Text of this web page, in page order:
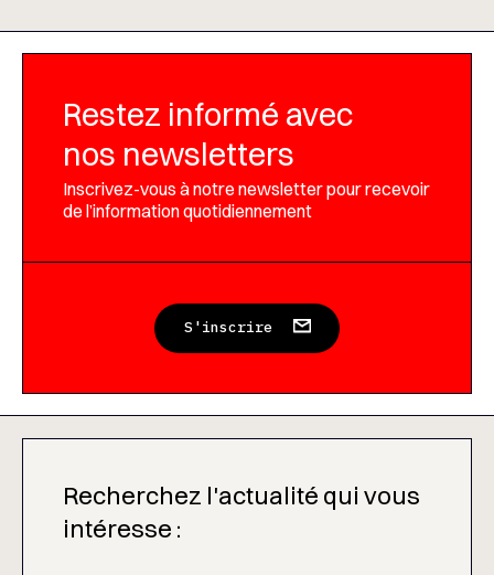
Restez informé avec
nos newsletters
Inscrivez-vous à notre newsletter pour recevoir
de l’information quotidiennement
S'inscrire
Recherchez l'actualité qui vous
intéresse :